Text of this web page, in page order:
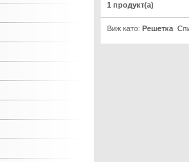
1 продукт(а)
Виж като: Решетка